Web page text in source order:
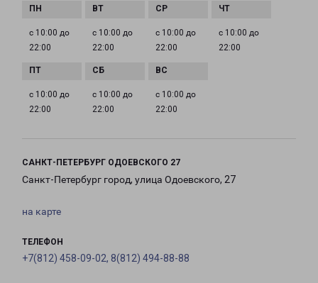
с 10:00 до
22:00
с 10:00 до
22:00
с 10:00 до
22:00
с 10:00 до
22:00
с 10:00 до
22:00
с 10:00 до
22:00
с 10:00 до
22:00
САНКТ-ПЕТЕРБУРГ ОДОЕВСКОГО 27
Санкт-Петербург город, улица Одоевского, 27
на карте
ТЕЛЕФОН
+7(812) 458-09-02, 8(812) 494-88-88